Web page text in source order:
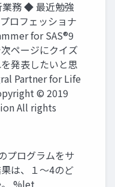
業務 ◆ 最近勉強
ロフェッショナ
for SAS®9
ページにクイズ
発表したいと思
Partner for Life
© 2019
All rights
プログラムをサ
は、１～4のど
。 %let